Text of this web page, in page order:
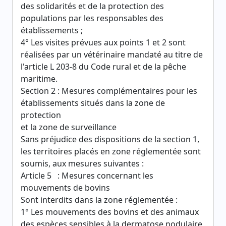
des solidarités et de la protection des
populations par les responsables des
établissements ;
4° Les visites prévues aux points 1 et 2 sont
réalisées par un vétérinaire mandaté au titre de
l'article L 203-8 du Code rural et de la pêche
maritime.
Section 2 : Mesures complémentaires pour les
établissements situés dans la zone de
protection
et la zone de surveillance
Sans préjudice des dispositions de la section 1,
les territoires placés en zone réglementée sont
soumis, aux mesures suivantes :
Article 5 : Mesures concernant les
mouvements de bovins
Sont interdits dans la zone réglementée :
1° Les mouvements des bovins et des animaux